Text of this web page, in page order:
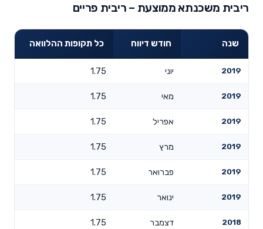
ריבית משכנתא ממוצעת – ריבית פריים
שנה חודש דיווח כל תקופות ההלוואה
2019 יוני 1.75
2019 מאי 1.75
2019 אפריל 1.75
2019 מרץ 1.75
2019 פברואר 1.75
2019 ינואר 1.75
2018 דצמבר 1.75